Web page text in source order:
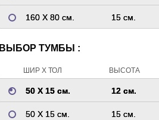
160 Х 80 см. 15 см.
ВЫБОР ТУМБЫ :
ШИР Х ТОЛ ВЫСОТА
50 Х 15 см. 12 см.
50 Х 15 см. 15 см.